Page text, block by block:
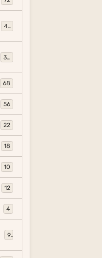
454
325
68
56
22
18
10
12
4
9